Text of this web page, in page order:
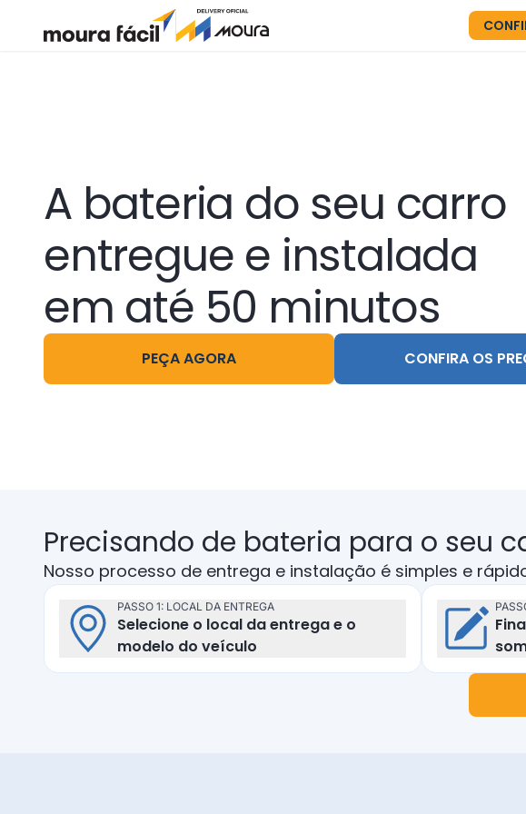
A bateria do seu carro
entregue e instalada
em até 50 minutos
PEÇA AGORA CONFIRA OS
Precisando de bateria para o seu
Nosso processo de entrega e instalação é simples e
Local da entrega
PASSO 1: LOCAL DA ENTREGA
Selecione o local da entrega e o
modelo do veículo